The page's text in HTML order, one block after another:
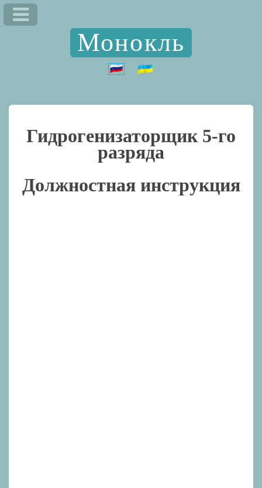
Монокль
Гидрогенизаторщик 5-го
разряда
Должностная инструкция